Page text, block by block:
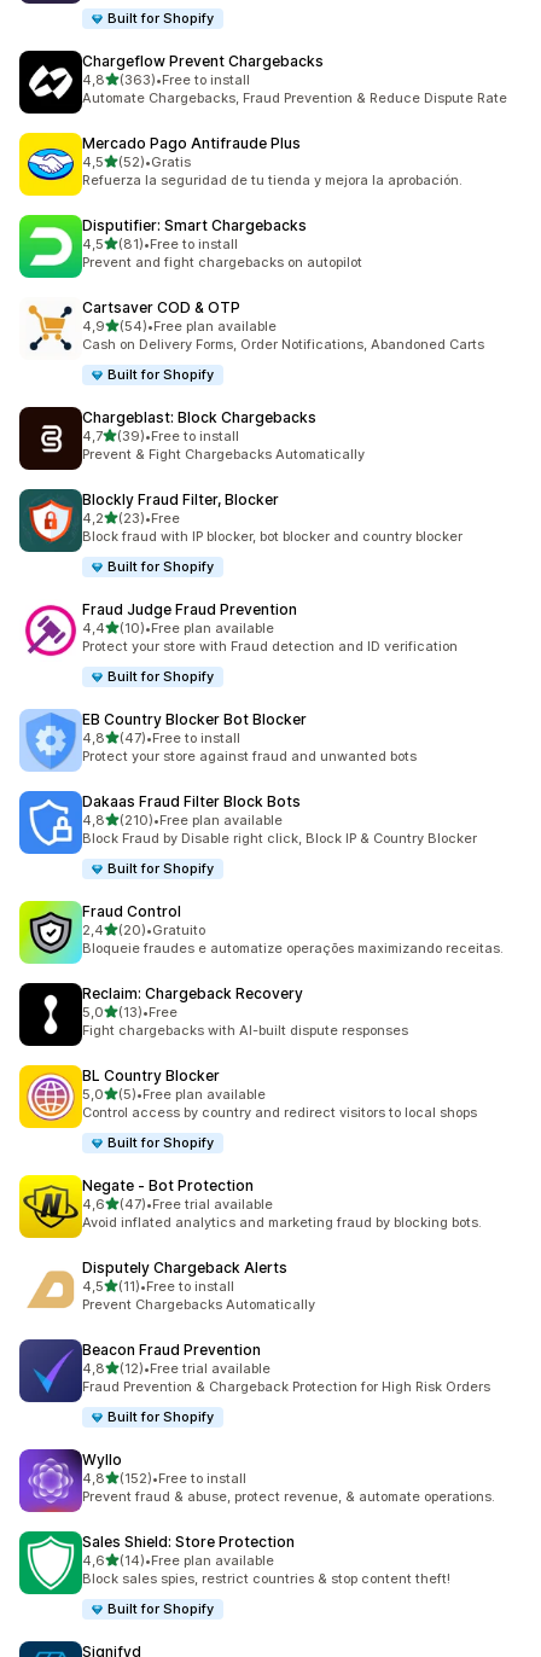
Built for Shopify
Chargeflow Prevent Chargebacks
4,8de 5 estrelas
(363)
363 total de avaliações
•Free to install
Automate Chargebacks, Fraud Prevention & Reduce Dispute Rate
Mercado Pago Antifraude Plus
4,5de 5 estrelas
(52)
52 total de avaliações
•Gratis
Refuerza la seguridad de tu tienda y mejora la aprobación.
Disputifier: Smart Chargebacks
4,5de 5 estrelas
(81)
81 total de avaliações
•Free to install
Prevent and fight chargebacks on autopilot
Cartsaver COD & OTP
4,9de 5 estrelas
(54)
54 total de avaliações
•Free plan available
Cash on Delivery Forms, Order Notifications, Abandoned Carts
Built for Shopify
Chargeblast: Block Chargebacks
4,7de 5 estrelas
(39)
39 total de avaliações
•Free to install
Prevent & Fight Chargebacks Automatically
Blockly Fraud Filter, Blocker
4,2de 5 estrelas
(23)
23 total de avaliações
•Free
Block fraud with IP blocker, bot blocker and country blocker
Built for Shopify
Fraud Judge Fraud Prevention
4,4de 5 estrelas
(10)
10 total de avaliações
•Free plan available
Protect your store with Fraud detection and ID verification
Built for Shopify
EB Country Blocker Bot Blocker
4,8de 5 estrelas
(47)
47 total de avaliações
•Free to install
Protect your store against fraud and unwanted bots
Dakaas Fraud Filter Block Bots
4,8de 5 estrelas
(210)
210 total de avaliações
•Free plan available
Block Fraud by Disable right click, Block IP & Country Blocker
Built for Shopify
Fraud Control
2,4de 5 estrelas
(20)
20 total de avaliações
•Gratuito
Bloqueie fraudes e automatize operações maximizando receitas.
Reclaim: Chargeback Recovery
5,0de 5 estrelas
(13)
13 total de avaliações
•Free
Fight chargebacks with AI-built dispute responses
BL Country Blocker
5,0de 5 estrelas
(5)
5 total de avaliações
•Free plan available
Control access by country and redirect visitors to local shops
Built for Shopify
Negate ‑ Bot Protection
4,6de 5 estrelas
(47)
47 total de avaliações
•Free trial available
Avoid inflated analytics and marketing fraud by blocking bots.
Disputely Chargeback Alerts
4,5de 5 estrelas
(11)
11 total de avaliações
•Free to install
Prevent Chargebacks Automatically
Beacon Fraud Prevention
4,8de 5 estrelas
(12)
12 total de avaliações
•Free trial available
Fraud Prevention & Chargeback Protection for High Risk Orders
Built for Shopify
Wyllo
4,8de 5 estrelas
(152)
152 total de avaliações
•Free to install
Prevent fraud & abuse, protect revenue, & automate operations.
Sales Shield: Store Protection
4,6de 5 estrelas
(14)
14 total de avaliações
•Free plan available
Block sales spies, restrict countries & stop content theft!
Built for Shopify
Signifyd